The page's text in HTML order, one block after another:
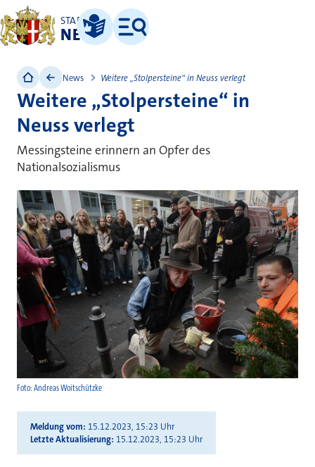
STADT
NEUSS
Leichte Sprache
Menü
Foto: Andreas Woitschützke
News Weitere „Stolpersteine“ in Neuss verlegt
Weitere „Stolpersteine“ in
Neuss verlegt
Messingsteine erinnern an Opfer des
Nationalsozialismus
Meldung vom 15.12.2023, 15:23 Uhr
Letzte Aktualisierung 15.12.2023, 15:23 Uhr